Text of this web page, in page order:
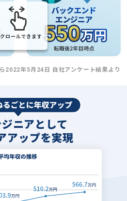
ロールできます
2022年5月24日 自社アンケート結果より
ジニアとして
アップを実現